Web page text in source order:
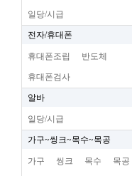
일당/시급
전자/휴대폰
휴대폰조립 반도체
휴대폰검사
알바
일당/시급
가구~씽크~목수~목공
가구 씽크 목수 목공